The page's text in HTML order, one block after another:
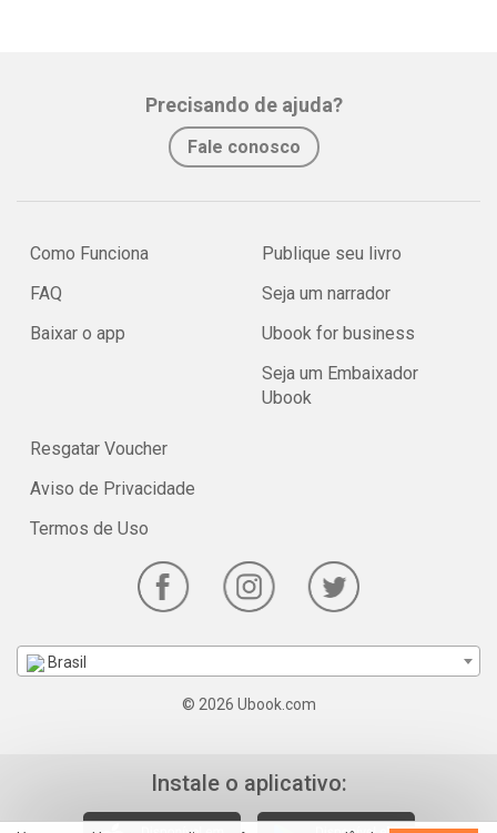
Precisando de ajuda?
Fale conosco
Como Funciona
FAQ
Baixar o app
Publique seu livro
Seja um narrador
Ubook for business
Seja um Embaixador
Ubook
Resgatar Voucher
Aviso de Privacidade
Termos de Uso
Brasil
© 2026 Ubook.com
Instale o aplicativo: